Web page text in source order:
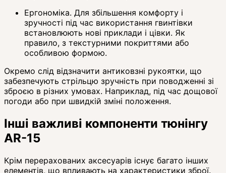
Ергономіка. Для збільшення комфорту і
зручності під час використання гвинтівки
встановлюють нові приклади і цівки. Як
правило, з текстурними покриттями або
особливою формою.
Окремо слід відзначити антиковзні рукоятки, що
забезпечують стрільцю зручність при поводженні зі
зброєю в різних умовах. Наприклад, під час дощової
погоди або при швидкій зміні положення.
Інші важливі компоненти тюнінгу
AR-15
Крім перерахованих аксесуарів існує багато інших
елементів, що впливають на характеристики зброї.